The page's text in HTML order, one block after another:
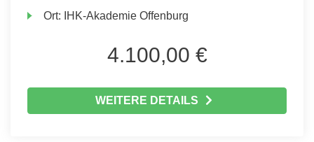
Ort: IHK-Akademie Offenburg
4.100,00 €
WEITERE DETAILS